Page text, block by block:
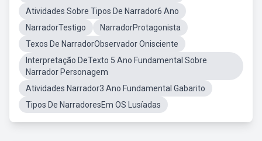
Atividades Sobre Tipos De Narrador6 Ano
NarradorTestigo
NarradorProtagonista
Texos De NarradorObservador Onisciente
Interpretação DeTexto 5 Ano Fundamental Sobre
Narrador Personagem
Atividades Narrador3 Ano Fundamental Gabarito
Tipos De NarradoresEm OS Lusíadas